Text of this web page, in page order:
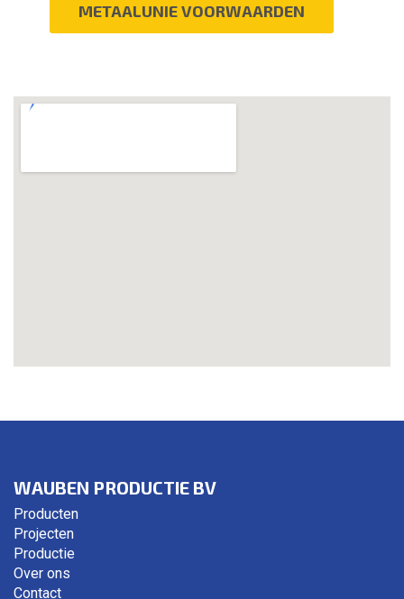
METAALUNIE VOORWAARDEN
WAUBEN PRODUCTIE BV
Producten
Projecten
Productie
Over ons
Contact